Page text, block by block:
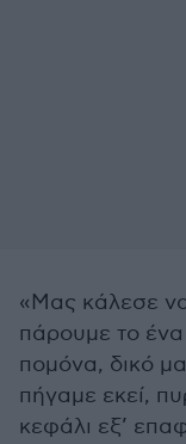
«Μας κάλεσε
πάρουμε το ένα
πομόνα, δικό
πήγαμε εκεί,
κεφάλι εξ’